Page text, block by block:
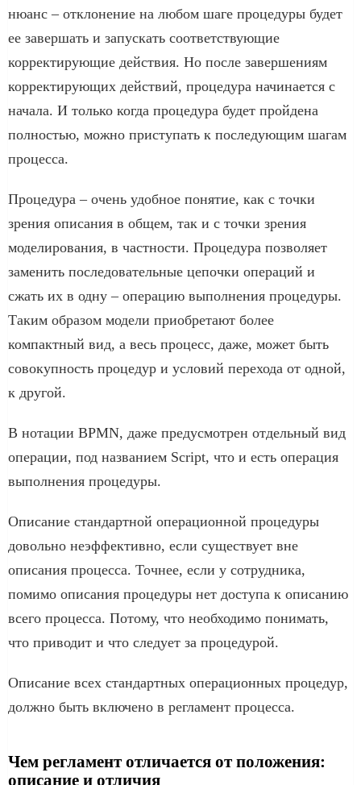
нюанс – отклонение на любом шаге процедуры будет
ее завершать и запускать соответствующие
корректирующие действия. Но после завершениям
корректирующих действий, процедура начинается с
начала. И только когда процедура будет пройдена
полностью, можно приступать к последующим шагам
процесса.
Процедура – очень удобное понятие, как с точки
зрения описания в общем, так и с точки зрения
моделирования, в частности. Процедура позволяет
заменить последовательные цепочки операций и
сжать их в одну – операцию выполнения процедуры.
Таким образом модели приобретают более
компактный вид, а весь процесс, даже, может быть
совокупность процедур и условий перехода от одной,
к другой.
В нотации BPMN, даже предусмотрен отдельный вид
операции, под названием Script, что и есть операция
выполнения процедуры.
Описание стандартной операционной процедуры
довольно неэффективно, если существует вне
описания процесса. Точнее, если у сотрудника,
помимо описания процедуры нет доступа к описанию
всего процесса. Потому, что необходимо понимать,
что приводит и что следует за процедурой.
Описание всех стандартных операционных процедур,
должно быть включено в регламент процесса.
Чем регламент отличается от положения:
описание и отличия